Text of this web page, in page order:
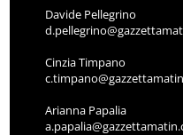
Davide Pellegrino
Cinzia Timpano
Arianna Papalia